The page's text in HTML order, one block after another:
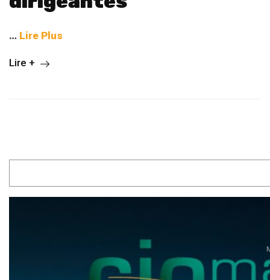
… Lire Plus
Lire +